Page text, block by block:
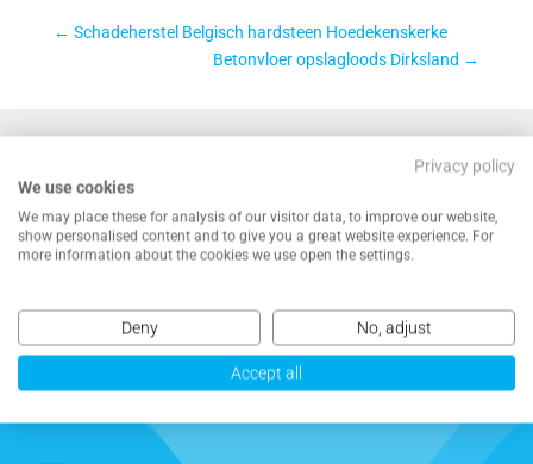
← Schadeherstel Belgisch hardsteen Hoedekenskerke
Betonvloer opslagloods Dirksland →
NEEM CONTACT MET ONS OP VOOR EEN
VRIJBLIJVENDE OFFERTE
Privacy policy
We use cookies
We may place these for analysis of our visitor data, to improve our website,
show personalised content and to give you a great website experience. For
more information about the cookies we use open the settings.
Deny No, adjust
Accept all